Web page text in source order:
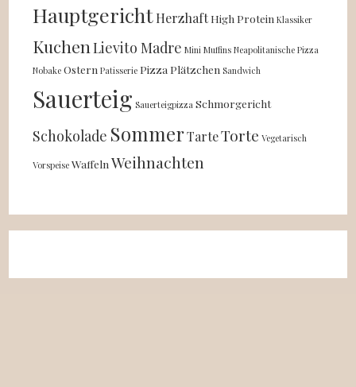
HauptgerichtHerzhaft High Protein Klassiker
Kuchen Lievito Madre Mini Muffins Neapolitanische Pizza
Nobake Ostern Patisserie Pizza Plätzchen Sandwich
Sauerteig Sauerteigpizza Schmorgericht
Schokolade SommerTarteTorte Vegetarisch
Vorspeise Waffeln Weihnachten